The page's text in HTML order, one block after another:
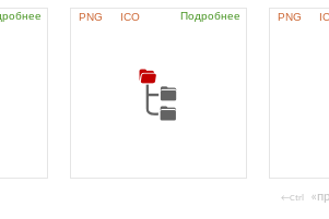
PNG ICO Подробнее PNG
←Ctrl